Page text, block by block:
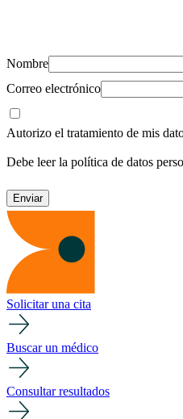
Nombre
Correo electrónico
Autorizo el tratamiento de mis
Debe leer la política de datos
Solicitar una cita
Buscar un médico
Consultar resultados